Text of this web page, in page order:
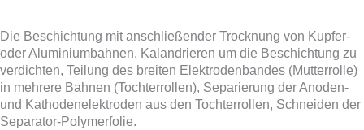
Die Beschichtung mit anschließender Trocknung von Kupfer-
oder Aluminiumbahnen, Kalandrieren um die Beschichtung zu
verdichten, Teilung des breiten Elektrodenbandes (Mutterrolle)
in mehrere Bahnen (Tochterrollen), Separierung der Anoden-
und Kathodenelektroden aus den Tochterrollen, Schneiden der
Separator-Polymerfolie.